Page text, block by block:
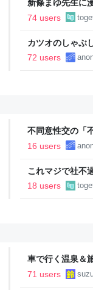
新條まゆ先生に
いたいと連絡が
74 users
カツオのしゃぶ
72 users
不同意性交の「
16 users
これマジで社不
たいな並びで指
18 users
車で行く温泉＆
た - 鈴木です。
71 users